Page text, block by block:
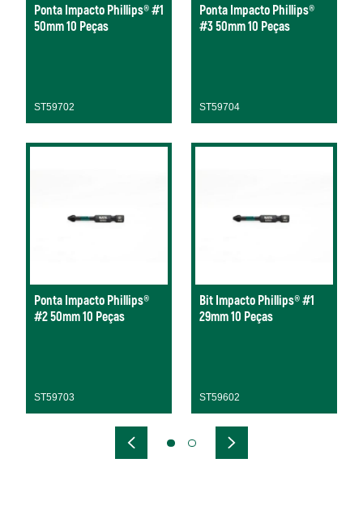
Ponta Impacto Phillips® #1
50mm 10 Peças
ST59702
Ponta Impacto Phillips®
#2 50mm 10 Peças
ST59703
Ponta Impacto Phillips®
#3 50mm 10 Peças
ST59704
Bit Impacto Phillips® #1
29mm 10 Peças
ST59602